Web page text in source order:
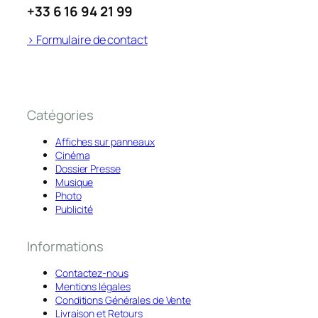
+33 6 16 94 21 99
> Formulaire de contact
Catégories
Affiches sur panneaux
Cinéma
Dossier Presse
Musique
Photo
Publicité
Informations
Contactez-nous
Mentions légales
Conditions Générales de Vente
Livraison et Retours